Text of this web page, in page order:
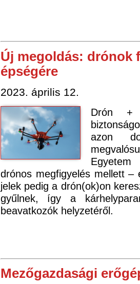
Új megoldás: drónok
épségére
2023. április 12.
Drón +
azon
drónos megfigyelés mellett
jelek pedig a drón(ok)on
gyűlnek, így a
beavatkozók helyzetéről.
Mezőgazdasági